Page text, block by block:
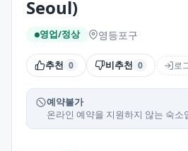
Seoul)
영업/정상 영등포구
추천 0 비추천 0 로
예약불가
온라인 예약을 지원하지 않는 숙소